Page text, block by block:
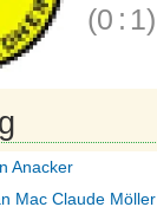
(0 : 1)
Anacker
Mac Claude Möller